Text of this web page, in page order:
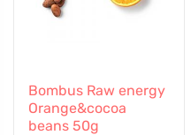
Bombus Raw energy
Orange&cocoa
beans 50g